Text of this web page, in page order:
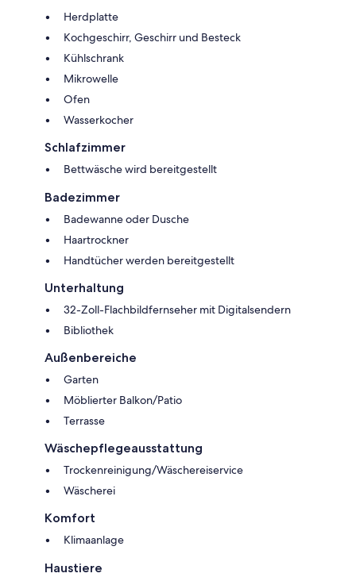
Herdplatte
Kochgeschirr, Geschirr und Besteck
Kühlschrank
Mikrowelle
Ofen
Wasserkocher
Schlafzimmer
Bettwäsche wird bereitgestellt
Badezimmer
Badewanne oder Dusche
Haartrockner
Handtücher werden bereitgestellt
Unterhaltung
32-Zoll-Flachbildfernseher mit Digitalsendern
Bibliothek
Außenbereiche
Garten
Möblierter Balkon/Patio
Terrasse
Wäschepflegeausstattung
Trockenreinigung/Wäschereiservice
Wäscherei
Komfort
Klimaanlage
Haustiere